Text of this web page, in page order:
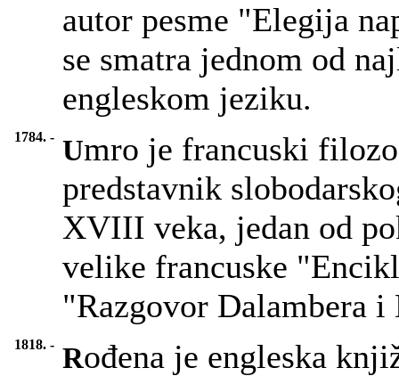
autor pesme "Elegija
se smatra jednom od
engleskom jeziku.
1784. - Umro je francuski
predstavnik
XVIII veka, jedan od
velike francuske
"Razgovor Dalambera
1818. - Rođena je engleska